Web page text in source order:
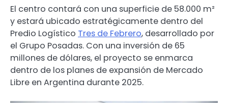
El centro contará con una superficie de 58.000 m²
y estará ubicado estratégicamente dentro del
Predio Logístico Tres de Febrero, desarrollado por
el Grupo Posadas. Con una inversión de 65
millones de dólares, el proyecto se enmarca
dentro de los planes de expansión de Mercado
Libre en Argentina durante 2025.